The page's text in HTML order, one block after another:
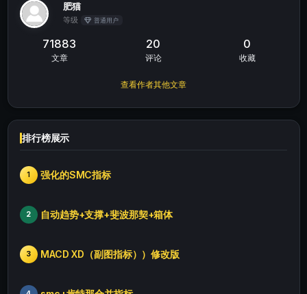
肥猫
等级 普通用户
71883
文章
20
评论
0
收藏
查看作者其他文章
排行榜展示
1 强化的SMC指标
2 自动趋势+支撑+斐波那契+箱体
3 MACD XD（副图指标））修改版